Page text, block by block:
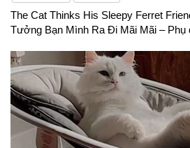
The Cat Thinks His Sleepy Ferret
Tưởng Bạn Mình Ra Đi Mãi Mãi – Phụ